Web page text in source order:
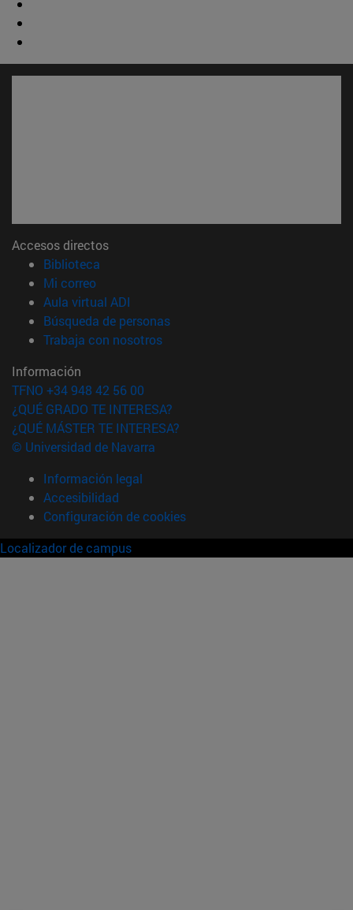
Accesos directos
Biblioteca
Mi correo(abre en nueva ventana)
Aula virtual ADI
Búsqueda de personas(abre en nueva ventana)
Trabaja con nosotros(abre en nueva ventana)
Información
TFNO +34 948 42 56 00
¿QUÉ GRADO TE INTERESA?
¿QUÉ MÁSTER TE INTERESA?
© Universidad de Navarra
Información legal
Accesibilidad
Configuración de cookies
Localizador de campus